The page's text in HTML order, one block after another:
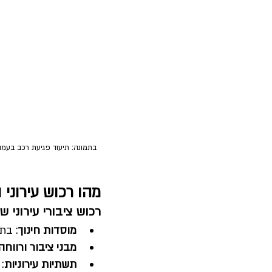
בתמונה: תיעוד פגיעת רכב
מהו רכוש
רכוש ציבורי
מוסדות חינוך:
מבני ציבור
תשתיות עירוניות